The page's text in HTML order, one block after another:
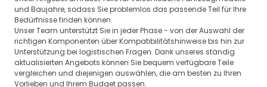
und Baujahre, sodass Sie problemlos das passende Teil für Ihre
Bedürfnisse finden können.
Unser Team unterstützt Sie in jeder Phase - von der Auswahl der
richtigen Komponenten über Kompatibilitätshinweise bis hin zur
Unterstützung bei logistischen Fragen. Dank unseres ständig
aktualisierten Angebots können Sie bequem verfügbare Teile
vergleichen und diejenigen auswählen, die am besten zu Ihren
Vorlieben und Ihrem Budget passen.